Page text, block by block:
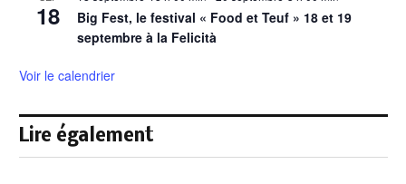
18
Big Fest, le festival « Food et Teuf » 18 et 19
septembre à la Felicità
Voir le calendrier
Lire également